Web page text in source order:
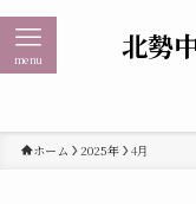
北勢
menu
ホーム 2025年 4月